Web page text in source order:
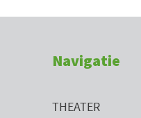
Navigatie
THEATER